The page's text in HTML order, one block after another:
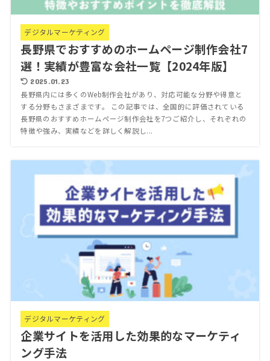
デジタルマーケティング
長野県でおすすめのホームページ制作会社7
選！実績が豊富な会社一覧【2024年版】
2025.01.23
長野県内には多くのWeb制作会社があり、対応可能な分野や得意と
する分野もさまざまです。 この記事では、全国的に評価されている
長野県のおすすめホームページ制作会社を7つご紹介し、それぞれの
特徴や強み、実績などを詳しく解説し...
デジタルマーケティング
企業サイトを活用した効果的なマーケティ
ング手法